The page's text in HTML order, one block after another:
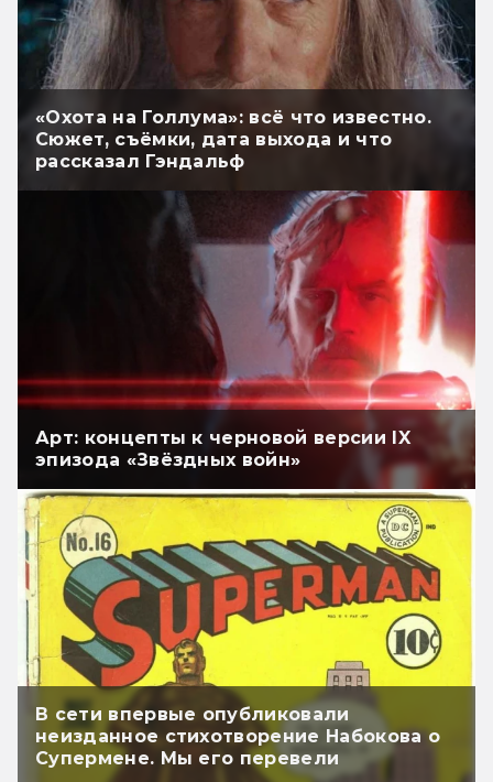
«Охота на Голлума»: всё что известно.
Сюжет, съёмки, дата выхода и что
рассказал Гэндальф
Арт: концепты к черновой версии IX
эпизода «Звёздных войн»
В сети впервые опубликовали
неизданное стихотворение Набокова о
Супермене. Мы его перевели